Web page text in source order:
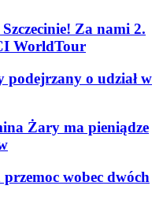
Za nami 2.
WorldTour
podejrzany o udział w
Żary ma pieniądze
wobec dwóch